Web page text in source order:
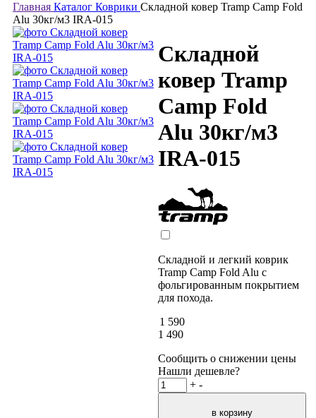
Главная Каталог Коврики Складной ковер Tramp Camp Fold
Alu 30кг/м3 IRA-015
Складной
ковер Tramp
Camp Fold
Alu 30кг/м3
IRA-015
Складной и легкий коврик
Tramp Camp Fold Alu с
фольгированным покрытием
для похода.
1 590
1 490
Сообщить о снижении цены
Нашли дешевле?
+ -